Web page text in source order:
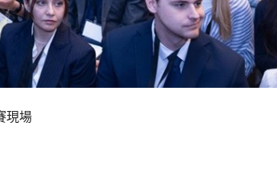
現場